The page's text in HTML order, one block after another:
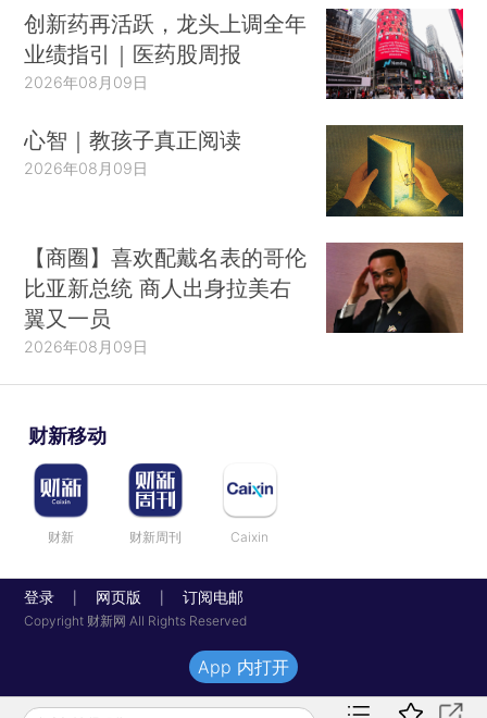
创新药再活跃，龙头上调全年
业绩指引｜医药股周报
2026年08月09日
心智｜教孩子真正阅读
2026年08月09日
【商圈】喜欢配戴名表的哥伦
比亚新总统 商人出身拉美右
翼又一员
2026年08月09日
财新移动
财新 财新周刊 Caixin
登录 网页版 订阅电邮
Copyright 财新网 All Rights Reserved
App 内打开